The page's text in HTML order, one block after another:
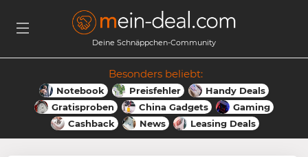
Deine Schnäppchen-Community
Besonders beliebt:
Notebook Preisfehler
Handy Deals
Gratisproben
China Gadgets
Gaming
Cashback
News Leasing Deals